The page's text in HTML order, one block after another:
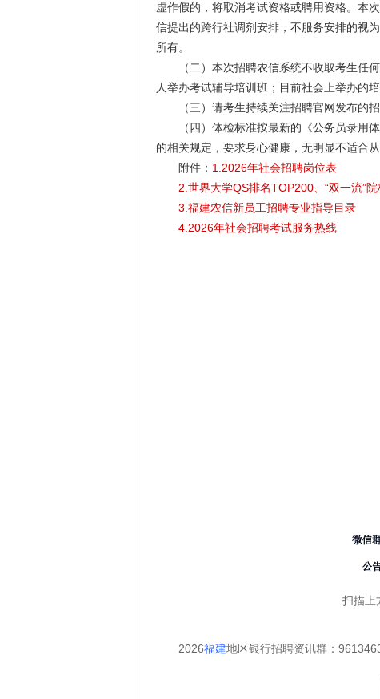
虚作假的，将取消考试资格或聘用资格。本
信提出的跨行社调剂安排，不服务安排的视
所有。
（二）本次招聘农信系统不收取考生任何
人举办考试辅导培训班；目前社会上举办的
（三）请考生持续关注招聘官网发布的招
（四）体检标准按最新的《公务员录用体
的相关规定，要求身心健康，无明显不适合
附件： 1.2026年社会招聘岗位表
2.世界大学QS排名TOP200、“双一流”院
3.福建农信新员工招聘专业指导目录
4.2026年社会招聘考试服务热线
扫描上
2026福建地区银行招聘资讯群：